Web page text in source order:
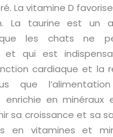
La vitamine D
La taurine est un
les chats ne
et qui est
cardiaque et la
que
en minéraux
sa croissance et sa
en vitamines et